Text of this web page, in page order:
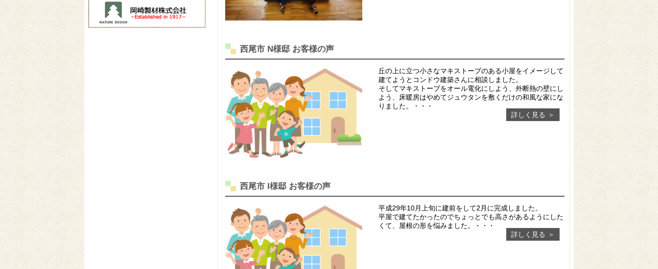
西尾市 N様邸 お客様の声
丘の上に立つ小さなマキストーブのある小屋をイメージして
建てようとコンドウ建築さんに相談しました。
そしてマキストーブをオール電化にしよう、外断熱の壁にし
よう、床暖房はやめてジュウタンを敷くだけの和風な家にな
りました。・・・
詳しく見る
西尾市 I様邸 お客様の声
平成29年10月上旬に建前をして2月に完成しました。
平屋で建てたかったのでちょっとでも高さがあるようにした
くて、屋根の形を悩みました。・・・
詳しく見る